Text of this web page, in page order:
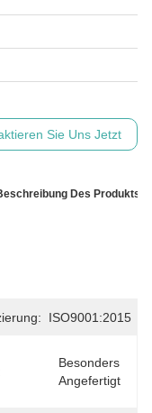
Sie Uns Jetzt
Des Produkts
ISO9001:2015
Besonders
Angefertigt